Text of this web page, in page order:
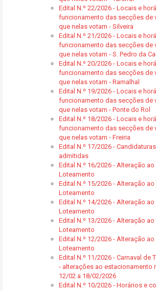
Edital N.º 22/2026 - Locais e
funcionamento das secções de
que nelas votam - Silveira
Edital N.º 21/2026 - Locais e
funcionamento das secções de
que nelas votam - S. Pedro da
Edital N.º 20/2026 - Locais e
funcionamento das secções de
que nelas votam - Ramalhal
Edital N.º 19/2026 - Locais e
funcionamento das secções de
que nelas votam - Ponte do Rol
Edital N.º 18/2026 - Locais e
funcionamento das secções de
que nelas votam - Freiria
Edital N.º 17/2026 -
admitidas
Edital N.º 16/2026 - Alteração
Loteamento
Edital N.º 15/2026 - Alteração
Loteamento
Edital N.º 14/2026 - Alteração
Loteamento
Edital N.º 13/2026 - Alteração
Loteamento
Edital N.º 12/2026 - Alteração
Loteamento
Edital N.º 11/2026 - Carnaval de
- alterações ao estacionamento
12/02 a 18/02/2026
Edital N.º 10/2026 - Horários e